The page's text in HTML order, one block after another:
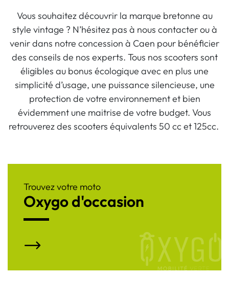
Vous souhaitez découvrir la marque bretonne au
style vintage ? N’hésitez pas à nous contacter ou à
venir dans notre concession à Caen pour bénéficier
des conseils de nos experts. Tous nos scooters sont
éligibles au bonus écologique avec en plus une
simplicité d’usage, une puissance silencieuse, une
protection de votre environnement et bien
évidemment une maitrise de votre budget. Vous
retrouverez des scooters équivalents 50 cc et 125cc.
Trouvez votre moto
Oxygo d'occasion